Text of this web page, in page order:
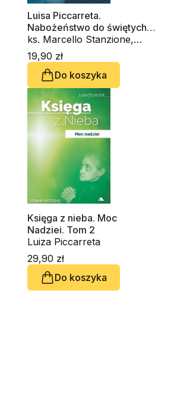
Luisa Piccarreta.
Nabożeństwo do świętych
aniołów
ks. Marcello Stanzione,
Luiza Piccarreta
19,90 zł
Do koszyka
Księga z nieba. Moc
Nadziei. Tom 2
Luiza Piccarreta
29,90 zł
Do koszyka